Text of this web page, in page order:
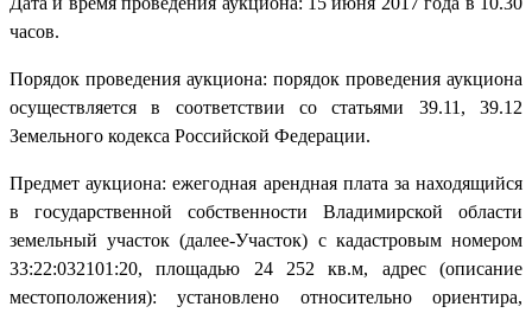
часов.
Порядок проведения аукциона: порядок проведения аукциона
осуществляется в соответствии со статьями 39.11, 39.12
Земельного кодекса Российской Федерации.
Предмет аукциона: ежегодная арендная плата за находящийся
в государственной собственности Владимирской области
земельный участок (далее-Участок) с кадастровым номером
33:22:032101:20, площадью 24 252 кв.м, адрес (описание
местоположения): установлено относительно ориентира,